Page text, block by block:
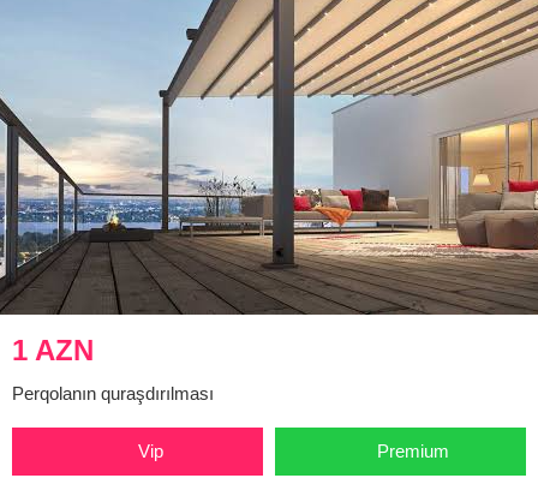
1 AZN
Perqolanın quraşdırılması
Vip Premium